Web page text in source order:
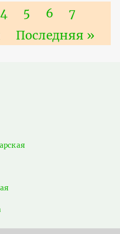
Страница
4 Страница
5 Страница
6
7
Последняя
Последняя »